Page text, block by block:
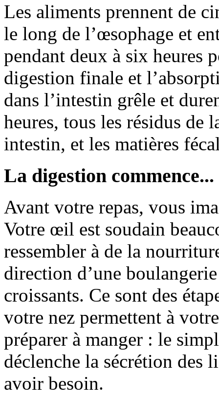
Les aliments prennent de
le long de l’œsophage et
pendant deux à six heures
digestion finale et
dans l’intestin grêle et
heures, tous les résidus de
intestin, et les matières
La digestion
Avant votre repas, vous
Votre œil est soudain
ressembler à de la
direction d’une
croissants. Ce sont des
votre nez permettent à
préparer à manger : le
déclenche la sécrétion des
avoir besoin.